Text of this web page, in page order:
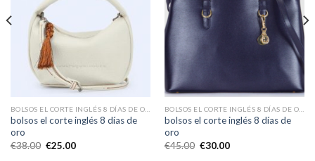
bolsos el corte inglés 8 días de
oro
€38.00 €25.00
bolsos el corte inglés 8 días de
oro
€45.00 €30.00